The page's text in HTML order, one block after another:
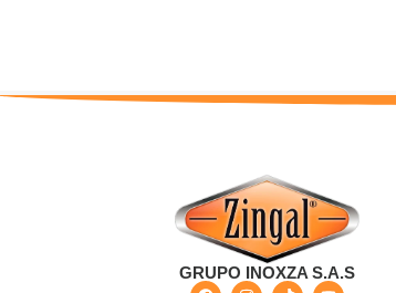
GRUPO INOXZA S.A.S